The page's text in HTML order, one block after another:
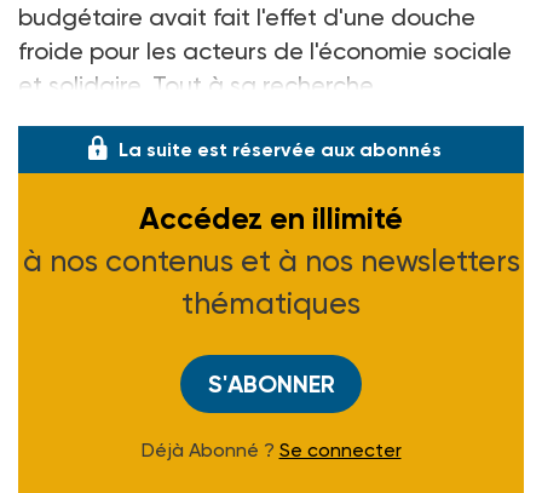
budgétaire avait fait l'effet d'une douche
froide pour les acteurs de l'économie sociale
et solidaire. Tout à sa recherche
La suite est réservée aux abonnés
Accédez en illimité
à nos contenus et à nos newsletters
thématiques
S'ABONNER
Déjà Abonné ? Se connecter